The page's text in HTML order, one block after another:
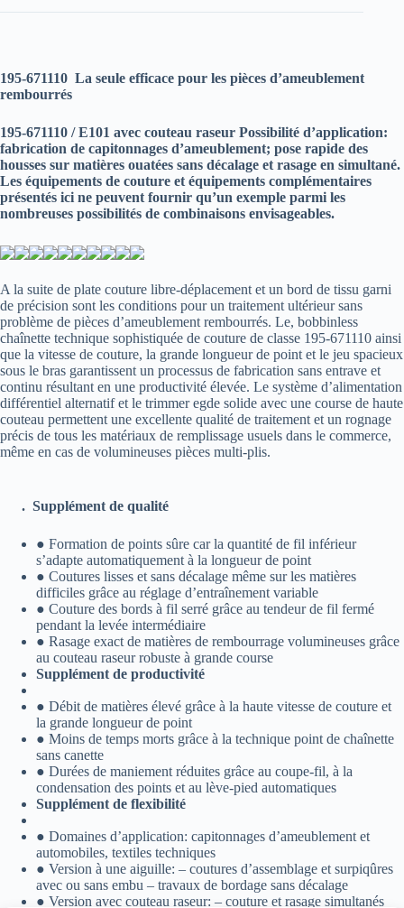
195-671110 La seule efficace pour les pièces d’ameublement
rembourrés
195-671110 / E101 avec couteau raseur Possibilité d’application:
fabrication de capitonnages d’ameublement; pose rapide des
housses sur matières ouatées sans décalage et rasage en simultané.
Les équipements de couture et équipements complémentaires
présentés ici ne peuvent fournir qu’un exemple parmi les
nombreuses possibilités de combinaisons envisageables.
A la suite de plate couture libre-déplacement et un bord de tissu garni
de précision sont les conditions pour un traitement ultérieur sans
problème de pièces d’ameublement rembourrés. Le, bobbinless
chaînette technique sophistiquée de couture de classe 195-671110 ainsi
que la vitesse de couture, la grande longueur de point et le jeu spacieux
sous le bras garantissent un processus de fabrication sans entrave et
continu résultant en une productivité élevée. Le système d’alimentation
différentiel alternatif et le trimmer egde solide avec une course de haute
couteau permettent une excellente qualité de traitement et un rognage
précis de tous les matériaux de remplissage usuels dans le commerce,
même en cas de volumineuses pièces multi-plis.
. Supplément de qualité
● Formation de points sûre car la quantité de fil inférieur
s’adapte automatiquement à la longueur de point
● Coutures lisses et sans décalage même sur les matières
difficiles grâce au réglage d’entraînement variable
● Couture des bords à fil serré grâce au tendeur de fil fermé
pendant la levée intermédiaire
● Rasage exact de matières de rembourrage volumineuses grâce
au couteau raseur robuste à grande course
Supplément de productivité
● Débit de matières élevé grâce à la haute vitesse de couture et
la grande longueur de point
● Moins de temps morts grâce à la technique point de chaînette
sans canette
● Durées de maniement réduites grâce au coupe-fil, à la
condensation des points et au lève-pied automatiques
Supplément de flexibilité
● Domaines d’application: capitonnages d’ameublement et
automobiles, textiles techniques
● Version à une aiguille: – coutures d’assemblage et surpiqûres
avec ou sans embu – travaux de bordage sans décalage
● Version avec couteau raseur: – couture et rasage simultanés